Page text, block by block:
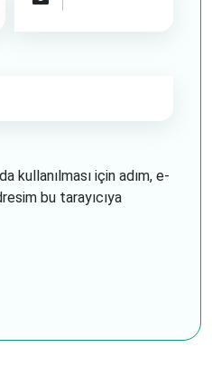
kullanılması için adım, e-
bu tarayıcıya